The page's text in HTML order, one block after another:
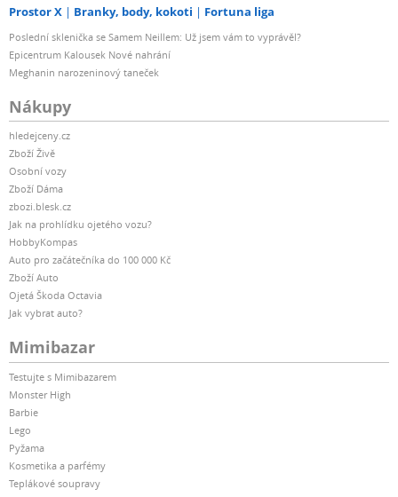
Prostor X Branky, body, kokoti Fortuna liga
Poslední sklenička se Samem Neillem: Už jsem vám to vyprávěl?
Epicentrum Kalousek Nové nahrání
Meghanin narozeninový taneček
Nákupy
hledejceny.cz
Zboží Živě
Osobní vozy
Zboží Dáma
zbozi.blesk.cz
Jak na prohlídku ojetého vozu?
HobbyKompas
Auto pro začátečníka do 100 000 Kč
Zboží Auto
Ojetá Škoda Octavia
Jak vybrat auto?
Mimibazar
Testujte s Mimibazarem
Monster High
Barbie
Lego
Pyžama
Kosmetika a parfémy
Teplákové soupravy